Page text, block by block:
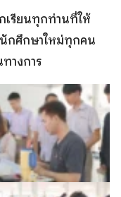
เรียนทุกท่านที่ให้
นักศึกษาใหม่ทุกคน
างการ